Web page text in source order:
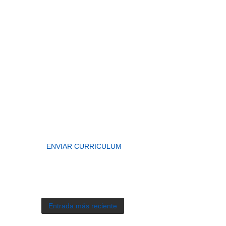
ENVIAR CURRICULUM
Entrada más reciente